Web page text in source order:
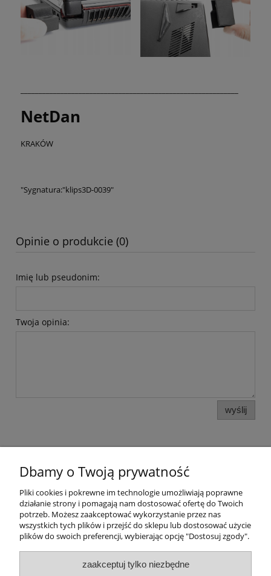
NetDan
KRAKÓW
"Sygnatura:"klips3D-0039"
Opinie o produkcie (0)
Imię lub pseudonim:
Twoja opinia:
wyślij
Informacje o sklepie
Grzegorz Daniel NetDan
Magazynowa 5a 2-piętro
Dbamy o Twoją prywatność
Pliki cookies i pokrewne im technologie umożliwiają poprawne
działanie strony i pomagają nam dostosować ofertę do Twoich
potrzeb. Możesz zaakceptować wykorzystanie przez nas
wszystkich tych plików i przejść do sklepu lub dostosować użycie
plików do swoich preferencji, wybierając opcję "Dostosuj zgody".
zaakceptuj tylko niezbędne